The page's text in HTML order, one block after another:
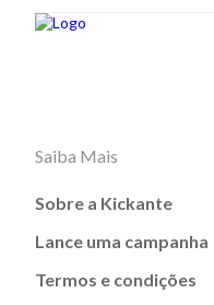
Saiba Mais
Sobre a Kickante
Lance uma campanha
Termos e condições